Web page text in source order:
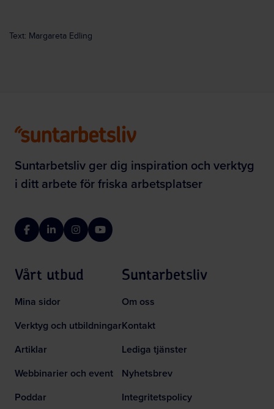
Text: Margareta Edling
Suntarbetsliv ger dig inspiration och verktyg
i ditt arbete för friska arbetsplatser
FacebookLinkedInInstagramYouTube
Vårt utbud
Mina sidor
Verktyg och utbildningar
Artiklar
Webbinarier och event
Poddar
Suntarbetsliv
Om oss
Kontakt
Lediga tjänster
Nyhetsbrev
Integritetspolicy